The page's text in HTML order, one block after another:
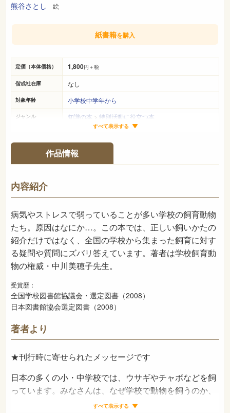
熊谷さとし 絵
定価（本体価格） 1,800円＋税
偕成社在庫 なし
対象年齢 小学校中学年から
ジャンル 知識の本 > 特別活動に役立つ本
144ページ
ISBN 978-4-03-527670-8
NDC
発売日 2008年2月
すべて表示する
紙書籍を購入
作品情報
内容紹介
病気やストレスで弱っていることが多い学校の飼育動物
たち。原因はなにか…。この本では、正しい飼いかたの
紹介だけではなく、全国の学校から集まった飼育に対す
る疑問や質問にズバリ答えています。著者は学校飼育動
物の権威・中川美穂子先生。
受賞歴：
全国学校図書館協議会・選定図書（2008）
日本図書館協会選定図書（2008）
著者より
★刊行時に寄せられたメッセージです
日本の多くの小・中学校では、ウサギやチャボなどを飼
っています。みなさんは、なぜ学校で動物を飼うのか、
考えたことはありますか？ それは、動物を見たり、世
すべて表示する